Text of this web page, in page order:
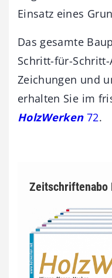
Einsatz eines
Das gesamte
Schritt-für-
Zeichungen und
erhalten Sie im
HolzWerken 72.
Zeitschriftenabo